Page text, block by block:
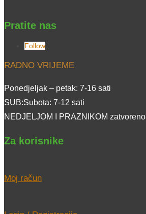
Pratite nas
Follow
RADNO VRIJEME
Ponedjeljak – petak: 7-16 sati
SUB:Subota: 7-12 sati
NEDJELJOM I PRAZNIKOM zatvoreno
Za korisnike
Moj račun